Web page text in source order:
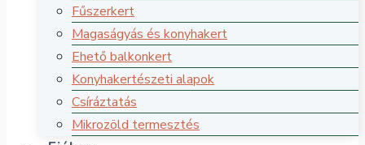
Fűszerkert
Magaságyás és konyhakert
Ehető balkonkert
Konyhakertészeti alapok
Csíráztatás
Mikrozöld termesztés